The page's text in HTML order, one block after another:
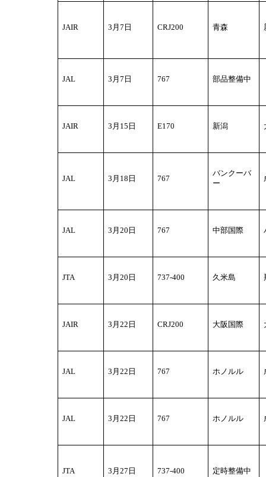
JAIR 3 月7日 CRJ200 青森
JAL 3 月7日 767 部品整備中
JAIR 3 月15日 E170 新潟
JAL 3 月18日 767
バンクーバ
ー
JAL 3 月20日 767 中部国際
JTA 3 月20日 737-400 久米島
JAIR 3 月22日 CRJ200 大阪国際
JAL 3 月22日 767 ホノルル
JAL 3 月22日 767 ホノルル
JTA 3 月27日 737-400 定時整備中